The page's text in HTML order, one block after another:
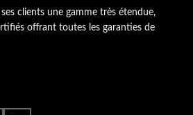
clients une gamme très étendue,
offrant toutes les garanties de